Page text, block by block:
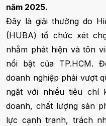
năm 2025.
Đây là giải thưởng do
(HUBA) tổ chức xét
nhằm phát hiện và tôn
nổi bật của TP.HCM.
doanh nghiệp phải vượt
ngặt với nhiều tiêu chí
doanh, chất lượng sản
lực cạnh tranh, trách